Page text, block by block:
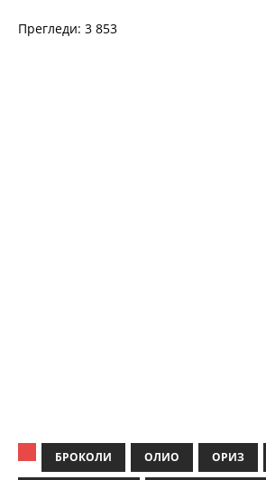
Прегледи: 3 853
БРОКОЛИ ОЛИО ОРИЗ